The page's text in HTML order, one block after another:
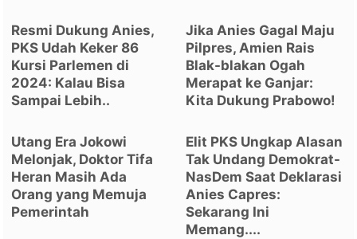
Resmi Dukung Anies,
PKS Udah Keker 86
Kursi Parlemen di
2024: Kalau Bisa
Sampai Lebih..
Jika Anies Gagal Maju
Pilpres, Amien Rais
Blak-blakan Ogah
Merapat ke Ganjar:
Kita Dukung Prabowo!
Utang Era Jokowi
Melonjak, Doktor Tifa
Heran Masih Ada
Orang yang Memuja
Pemerintah
Elit PKS Ungkap Alasan
Tak Undang Demokrat-
NasDem Saat Deklarasi
Anies Capres:
Sekarang Ini
Memang....